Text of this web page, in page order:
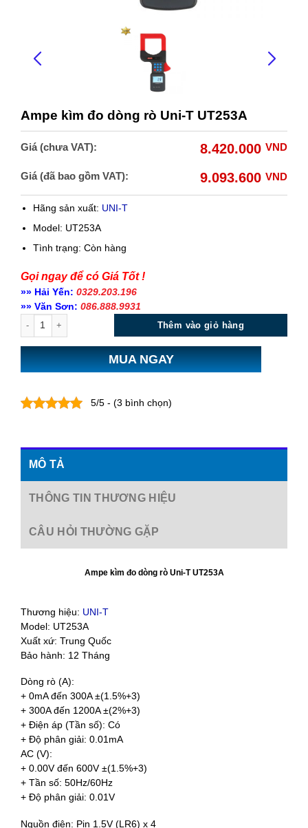
Ampe kìm đo dòng rò Uni-T UT253A
Giá (chưa VAT): 8.420.000 VND
Giá (đã bao gồm VAT): 9.093.600 VND
Hãng sản xuất: UNI-T
Model: UT253A
Tình trạng: Còn hàng
Gọi ngay để có Giá Tốt !
»» Hải Yến: 0329.203.196
»» Văn Sơn: 086.888.9931
Thêm vào giỏ hàng
MUA NGAY
5/5 - (3 bình chọn)
MÔ TẢ
THÔNG TIN THƯƠNG HIỆU
CÂU HỎI THƯỜNG GẶP
Ampe kìm đo dòng rò Uni-T UT253A
Thương hiệu: UNI-T
Model: UT253A
Xuất xứ: Trung Quốc
Bảo hành: 12 Tháng
Dòng rò (A):
+ 0mA đến 300A ±(1.5%+3)
+ 300A đến 1200A ±(2%+3)
+ Điện áp (Tần số): Có
+ Độ phân giải: 0.01mA
AC (V):
+ 0.00V đến 600V ±(1.5%+3)
+ Tần số: 50Hz/60Hz
+ Độ phân giải: 0.01V
Nguồn điện: Pin 1.5V (LR6) x 4